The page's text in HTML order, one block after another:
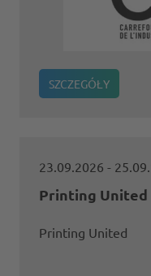
SZCZEGÓŁY
23.09.2026 -
Printing United
Printing United